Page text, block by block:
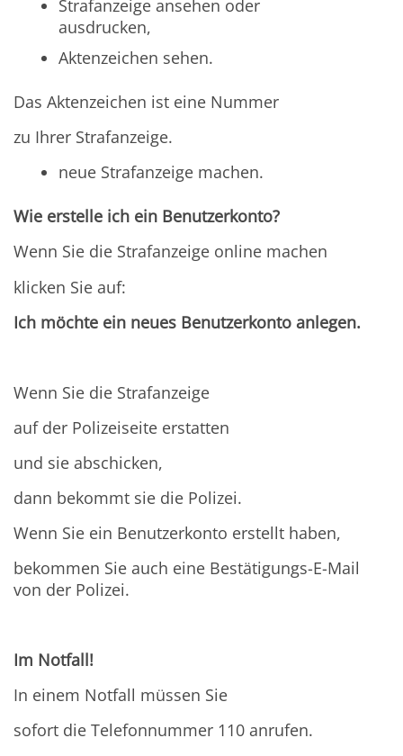
Strafanzeige ansehen oder
ausdrucken,
Aktenzeichen sehen.
Das Aktenzeichen ist eine Nummer
zu Ihrer Strafanzeige.
neue Strafanzeige machen.
Wie erstelle ich ein Benutzerkonto?
Wenn Sie die Strafanzeige online machen
klicken Sie auf:
Ich möchte ein neues Benutzerkonto anlegen.
Wenn Sie die Strafanzeige
auf der Polizeiseite erstatten
und sie abschicken,
dann bekommt sie die Polizei.
Wenn Sie ein Benutzerkonto erstellt haben,
bekommen Sie auch eine Bestätigungs-E-Mail
von der Polizei.
Im Notfall!
In einem Notfall müssen Sie
sofort die Telefonnummer 110 anrufen.